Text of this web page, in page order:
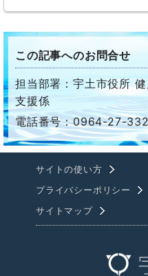
この記事へのお問合せ
担当部署：宇土市役所
支援係
電話番号：0964-27-
サイトの使い方
プライバシーポリシー
サイトマップ